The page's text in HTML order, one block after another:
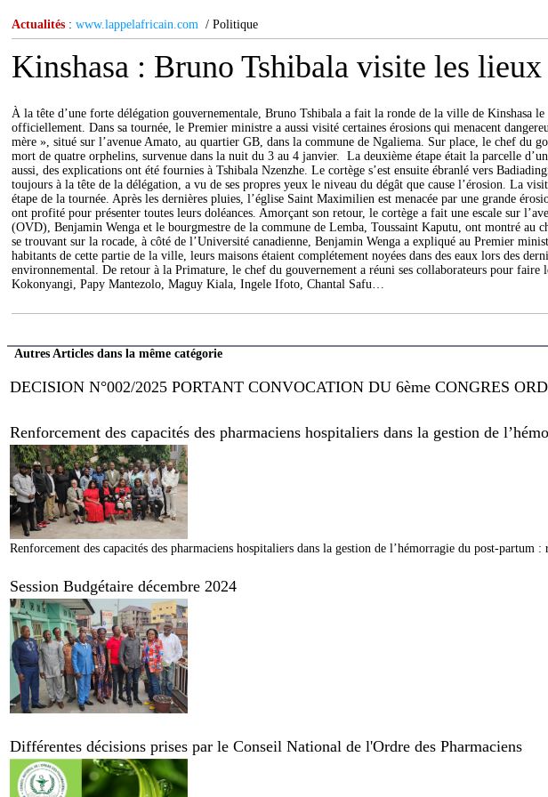
Actualités : www.lappelafricain.com / Politique
Kinshasa : Bruno Tshibala visite les
À la tête d’une forte délégation gouvernementale, Bruno Tshibala a fait la ronde de la ville de
officiellement. Dans sa tournée, le Premier ministre a aussi visité certaines érosions qui menacent
mère », situé sur l’avenue Amato, au quartier GB, dans la commune de Ngaliema. Sur place, le chef du
mort de quatre orphelins, survenue dans la nuit du 3 au 4 janvier. La deuxième étape était la parcelle
aussi, des explications ont été fournies à Tshibala Nzenzhe. Le cortège s’est ensuite ébranlé vers
toujours à la tête de la délégation, a vu de ses propres yeux le niveau du dégât que cause l’érosion. La
étape de la tournée. Après les dernières pluies, l’église Saint Maximilien est menacée par une grande
ont profité pour présenter toutes leurs doléances. Amorçant son retour, le cortège a fait une escale sur
(OVD), Benjamin Wenga et le bourgmestre de la commune de Lemba, Toussaint Kaputu, ont montré
se trouvant sur la rocade, à côté de l’Université canadienne, Benjamin Wenga a expliqué au Premier
habitants de cette partie de la ville, leurs maisons étaient complétement noyées dans des eaux lors des
environnemental. De retour à la Primature, le chef du gouvernement a réuni ses collaborateurs pour
Kokonyangi, Papy Mantezolo, Maguy Kiala, Ingele Ifoto, Chantal Safu…
Autres Articles dans la même catégorie
DECISION N°002/2025 PORTANT CONVOCATION DU 6ème CONGRES
Renforcement des capacités des pharmaciens hospitaliers dans la gestion de
Renforcement des capacités des pharmaciens hospitaliers dans la gestion de l’hémorragie du post-partum
Session Budgétaire décembre 2024
Différentes décisions prises par le Conseil National de l'Ordre des Pharmaciens